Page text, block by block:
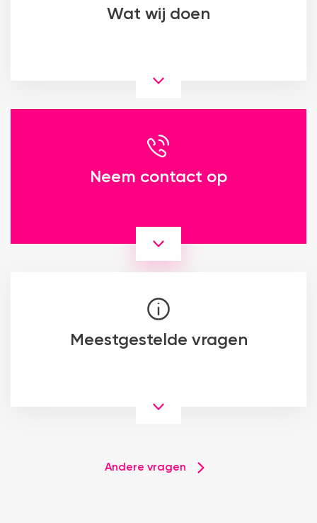
Wat wij doen
Neem contact op
Meestgestelde vragen
Andere vragen